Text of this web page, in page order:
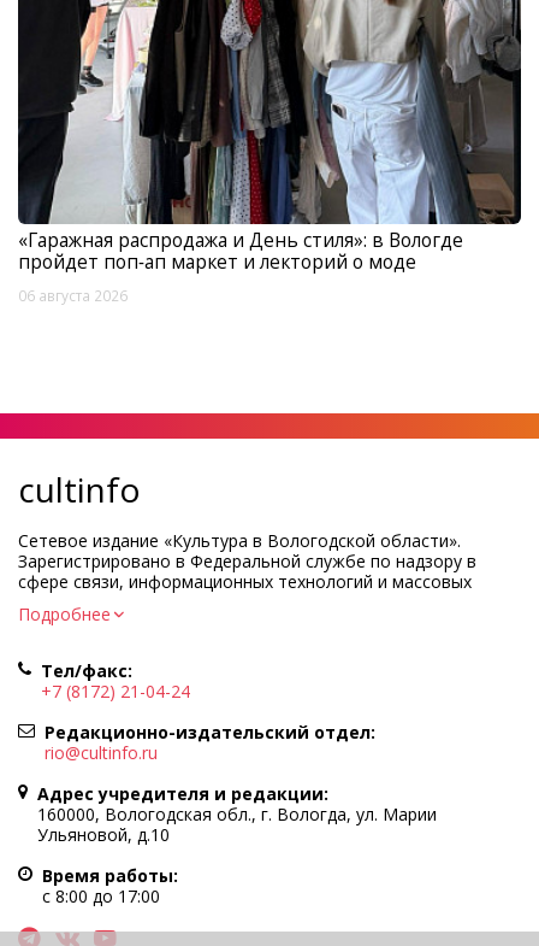
«Гаражная распродажа и День стиля»: в Вологде
пройдет поп‑ап маркет и лекторий о моде
06 августа 2026
cultinfo
Сетевое издание «Культура в Вологодской области».
Зарегистрировано в Федеральной службе по надзору в
сфере связи, информационных технологий и массовых
коммуникаций.
Регистрационный номер и дата принятия решения о
Учредитель КУ ВО «Информационно-аналитический центр
культуры»
Адрес учредителя и редакции: 160000, Вологодская обл., г.
Вологда, ул. Марии Ульяновой, д.10
Главный редактор — Легчанова Елена Григорьевна
Политика в отношении обработки персональных данных
При полном или частичном использовании информации
портала гиперссылка на cultinfo.ru обязательна.
Редакция не несет ответственности за достоверность
информации, содержащейся в рекламных объявлениях.
Подробнее
Тел/факс:
+7 (8172) 21-04-24
Редакционно-издательский отдел:
rio@cultinfo.ru
Адрес учредителя и редакции:
160000, Вологодская обл., г. Вологда, ул. Марии
Ульяновой, д.10
Время работы:
с 8:00 до 17:00